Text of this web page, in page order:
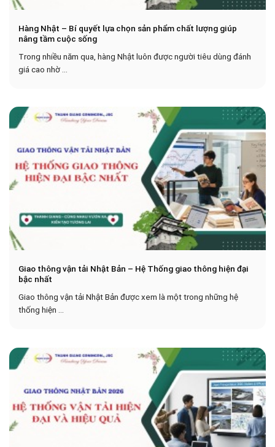
Hàng Nhật – Bí quyết lựa chọn sản phẩm chất lượng giúp
nâng tầm cuộc sống
Trong nhiều năm qua, hàng Nhật luôn được người tiêu dùng đánh
giá cao nhờ ...
Giao thông vận tải Nhật Bản – Hệ Thống giao thông hiện đại
bậc nhất
Giao thông vận tải Nhật Bản được xem là một trong những hệ
thống hiện ...